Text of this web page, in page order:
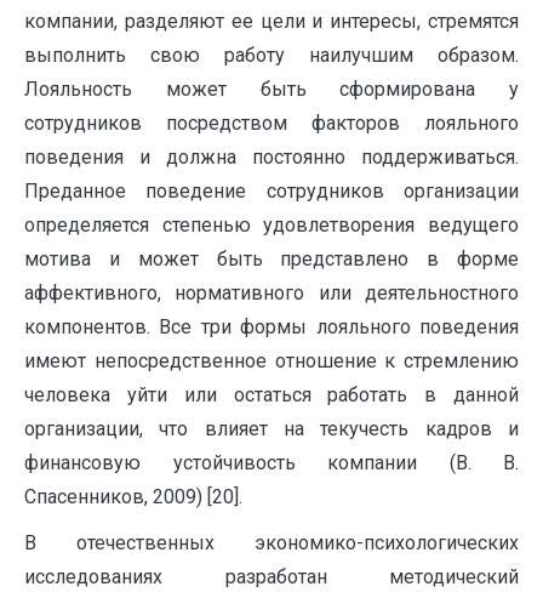
компании, разделяют ее цели и интересы, стремятся
выполнить свою работу наилучшим образом.
Лояльность может быть сформирована у
сотрудников посредством факторов лояльного
поведения и должна постоянно поддерживаться.
Преданное поведение сотрудников организации
определяется степенью удовлетворения ведущего
мотива и может быть представлено в форме
аффективного, нормативного или деятельностного
компонентов. Все три формы лояльного поведения
имеют непосредственное отношение к стремлению
человека уйти или остаться работать в данной
организации, что влияет на текучесть кадров и
финансовую устойчивость компании (В. В.
Спасенников, 2009) [20].
В отечественных экономико-психологических
исследованиях разработан методический